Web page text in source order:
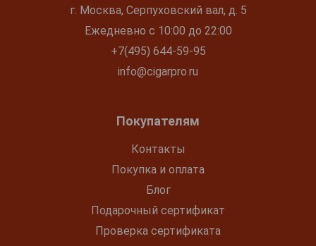
г. Москва, Серпуховский вал, д. 5
Ежедневно с 10:00 до 22:00
+7(495) 644-59-95
info@cigarpro.ru
Покупателям
Контакты
Покупка и оплата
Блог
Подарочный сертификат
Проверка сертификата